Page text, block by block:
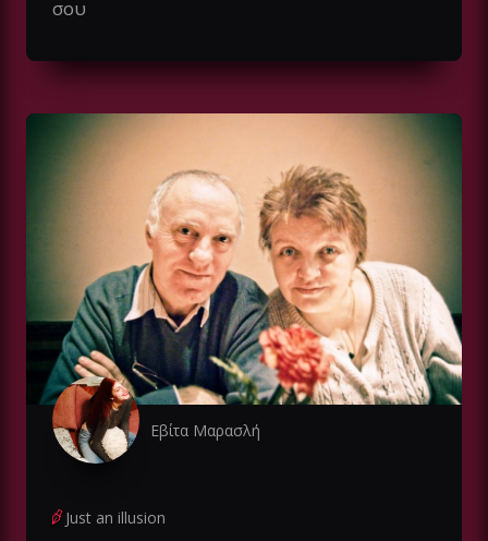
σου
Εβίτα Μαρασλή
Just an illusion